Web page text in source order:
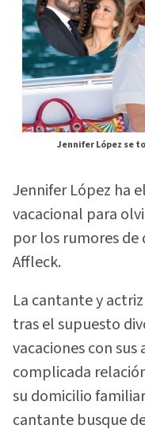
Jennifer López se
Jennifer López ha
vacacional para
por los rumores de
Affleck.
La cantante y
tras el supuesto
vacaciones con
complicada
su domicilio
cantante busque